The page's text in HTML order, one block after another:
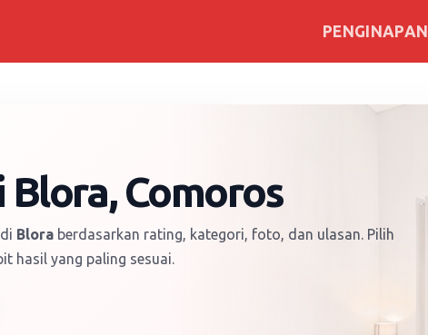
PENGINAPAN
Comoros
Blora berdasarkan rating, kategori, foto, dan ulasan. Pilih
hasil yang paling sesuai.